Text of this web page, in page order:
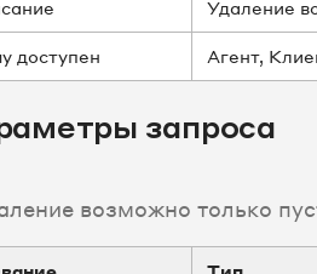
Удаление
доступен Агент,
запроса
возможно только